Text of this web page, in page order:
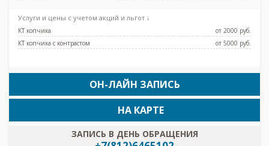
Услуги и цены с учетом акций и льгот ↓
КТ копчика
от 2000 pуб.
КТ копчика с контрастом
от 5000 pуб.
ОН-ЛАЙН ЗАПИСЬ
ЗАПИСЬ В ДЕНЬ ОБРАЩЕНИЯ
НА КАРТЕ